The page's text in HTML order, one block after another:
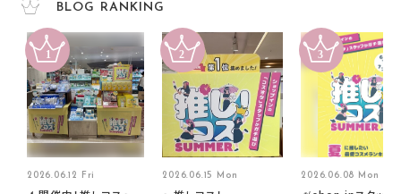
BLOG RANKING
2026.06.12 Fri 2026.06.15 Mon 2026.06.08 Mon